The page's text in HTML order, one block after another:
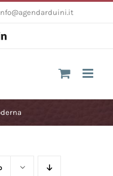
LinkedIn